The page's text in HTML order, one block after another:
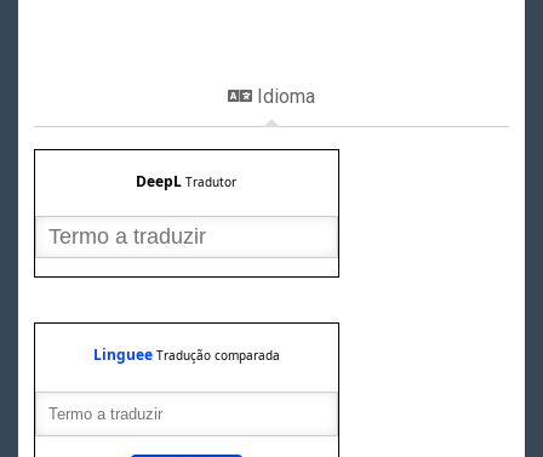
Idioma
DeepL Tradutor
Linguee Tradução comparada